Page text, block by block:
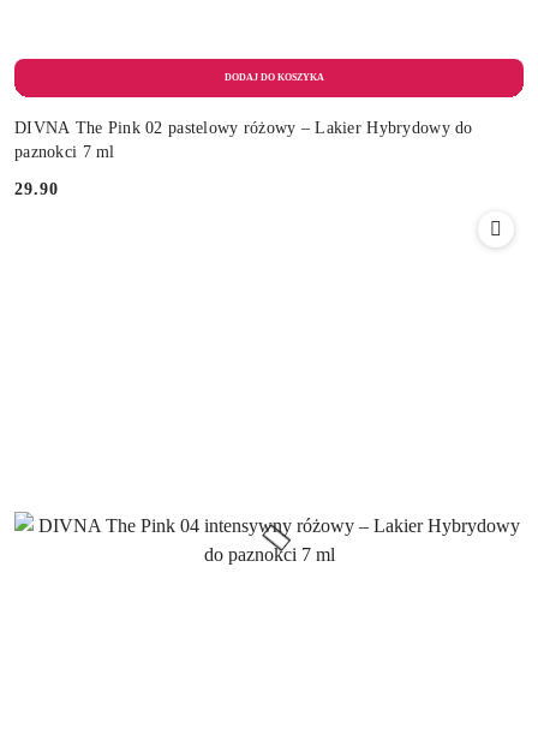
DIVNA The Pink 02 pastelowy różowy – Lakier Hybrydowy do
paznokci 7 ml
Cena:
29.90